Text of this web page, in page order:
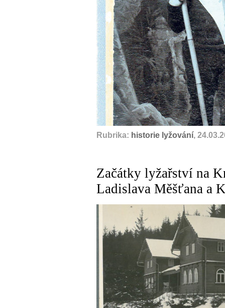
Rubrika: historie lyžování,
Začátky lyžařství na
Ladislava Měšťana a